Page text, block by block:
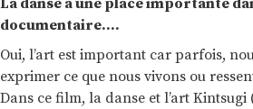
La danse a une place importante
documentaire….
Oui, l’art est important car parfois,
exprimer ce que nous vivons ou
Dans ce film, la danse et l’art